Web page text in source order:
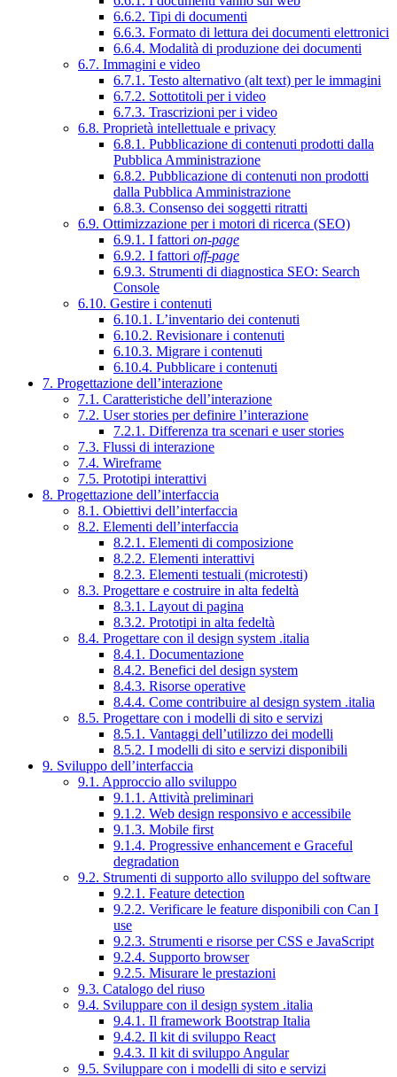
6.6.2. Tipi di documenti
6.6.3. Formato di lettura dei documenti elettronici
6.6.4. Modalità di produzione dei documenti
6.7. Immagini e video
6.7.1. Testo alternativo (alt text) per le immagini
6.7.2. Sottotitoli per i video
6.7.3. Trascrizioni per i video
6.8. Proprietà intellettuale e privacy
6.8.1. Pubblicazione di contenuti prodotti dalla
Pubblica Amministrazione
6.8.2. Pubblicazione di contenuti non prodotti
dalla Pubblica Amministrazione
6.8.3. Consenso dei soggetti ritratti
6.9. Ottimizzazione per i motori di ricerca (SEO)
6.9.1. I fattori on-page
6.9.2. I fattori off-page
6.9.3. Strumenti di diagnostica SEO: Search
Console
6.10. Gestire i contenuti
6.10.1. L’inventario dei contenuti
6.10.2. Revisionare i contenuti
6.10.3. Migrare i contenuti
6.10.4. Pubblicare i contenuti
7. Progettazione dell’interazione
7.1. Caratteristiche dell’interazione
7.2. User stories per definire l’interazione
7.2.1. Differenza tra scenari e user stories
7.3. Flussi di interazione
7.4. Wireframe
7.5. Prototipi interattivi
8. Progettazione dell’interfaccia
8.1. Obiettivi dell’interfaccia
8.2. Elementi dell’interfaccia
8.2.1. Elementi di composizione
8.2.2. Elementi interattivi
8.2.3. Elementi testuali (microtesti)
8.3. Progettare e costruire in alta fedeltà
8.3.1. Layout di pagina
8.3.2. Prototipi in alta fedeltà
8.4. Progettare con il design system .italia
8.4.1. Documentazione
8.4.2. Benefici del design system
8.4.3. Risorse operative
8.4.4. Come contribuire al design system .italia
8.5. Progettare con i modelli di sito e servizi
8.5.1. Vantaggi dell’utilizzo dei modelli
8.5.2. I modelli di sito e servizi disponibili
9. Sviluppo dell’interfaccia
9.1. Approccio allo sviluppo
9.1.1. Attività preliminari
9.1.2. Web design responsivo e accessibile
9.1.3. Mobile first
9.1.4. Progressive enhancement e Graceful
degradation
9.2. Strumenti di supporto allo sviluppo del software
9.2.1. Feature detection
9.2.2. Verificare le feature disponibili con Can I
use
9.2.3. Strumenti e risorse per CSS e JavaScript
9.2.4. Supporto browser
9.2.5. Misurare le prestazioni
9.3. Catalogo del riuso
9.4. Sviluppare con il design system .italia
9.4.1. Il framework Bootstrap Italia
9.4.2. Il kit di sviluppo React
9.4.3. Il kit di sviluppo Angular
9.5. Sviluppare con i modelli di sito e servizi